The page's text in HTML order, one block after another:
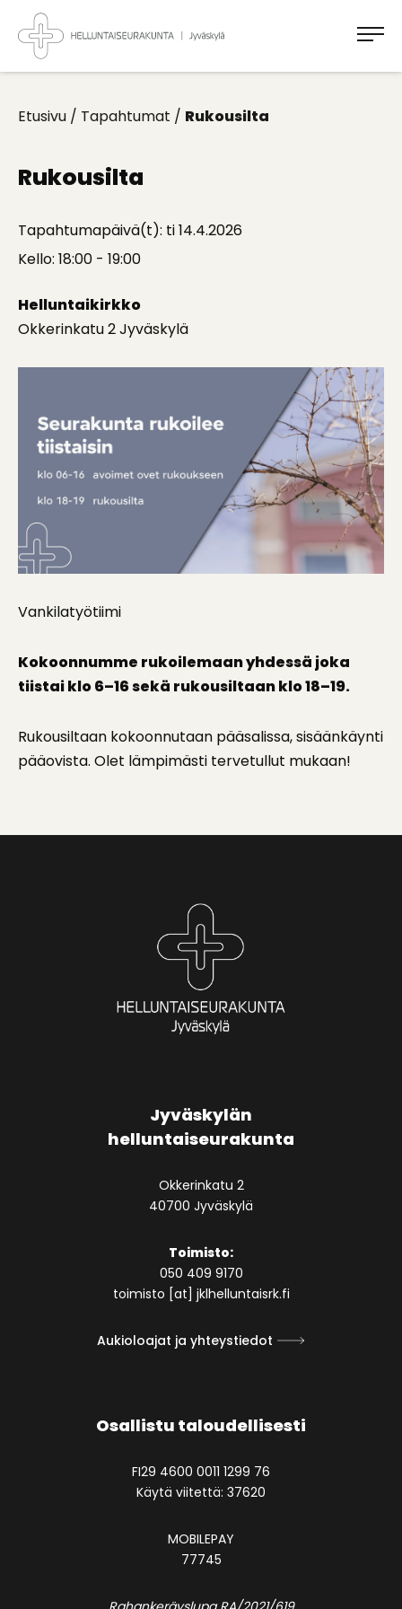
Takaisin
ylös
Jyväskylän
Helluntaiseurakunta
Koti
Etusivu / Tapahtumat / Rukousilta
Rukousilta
Tapahtumapäivä(t): ti 14.4.2026
Kello: 18:00 - 19:00
Helluntaikirkko
Okkerinkatu 2 Jyväskylä
Vankilatyötiimi
Kokoonnumme rukoilemaan yhdessä joka
tiistai klo 6–16 sekä rukousiltaan klo 18–19.
Rukousiltaan kokoonnutaan pääsalissa, sisäänkäynti
pääovista. Olet lämpimästi tervetullut mukaan!
Jyväskylän
helluntaiseurakunta
Okkerinkatu 2
40700 Jyväskylä
Toimisto:
050 409 9170
toimisto [at] jklhelluntaisrk.fi
Aukioloajat ja yhteystiedot
Osallistu taloudellisesti
FI29 4600 0011 1299 76
Käytä viitettä: 37620
MOBILEPAY
77745